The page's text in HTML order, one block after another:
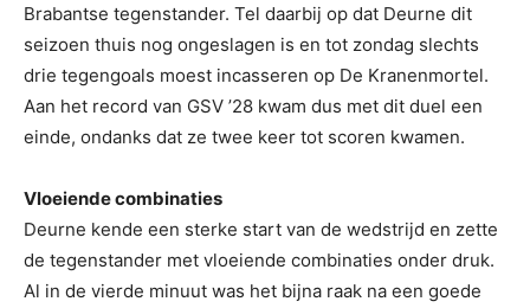
Brabantse tegenstander. Tel daarbij op dat Deurne dit
seizoen thuis nog ongeslagen is en tot zondag slechts
drie tegengoals moest incasseren op De Kranenmortel.
Aan het record van GSV ’28 kwam dus met dit duel een
einde, ondanks dat ze twee keer tot scoren kwamen.
Vloeiende combinaties
Deurne kende een sterke start van de wedstrijd en zette
de tegenstander met vloeiende combinaties onder druk.
Al in de vierde minuut was het bijna raak na een goede